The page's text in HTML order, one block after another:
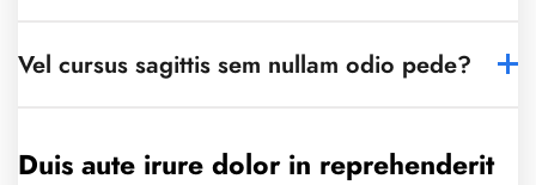
Vel cursus sagittis sem nullam odio pede?
Duis aute irure dolor in reprehenderit